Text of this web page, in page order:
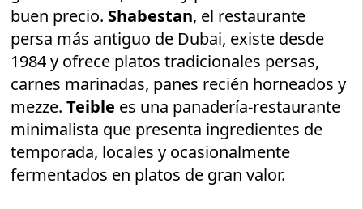
buen precio. Shabestan, el restaurante
persa más antiguo de Dubai, existe desde
1984 y ofrece platos tradicionales persas,
carnes marinadas, panes recién horneados y
mezze.Teible es una panadería-restaurante
minimalista que presenta ingredientes de
temporada, locales y ocasionalmente
fermentados en platos de gran valor.